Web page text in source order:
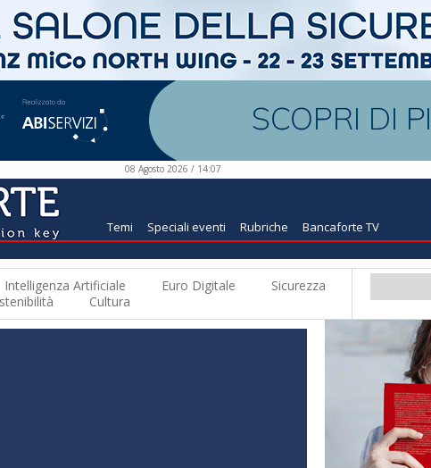
08 Agosto 2026 / 14:07
Temi Speciali eventi Rubriche Bancaforte TV
Intelligenza Artificiale Euro Digitale
Sicurezza
Cultura